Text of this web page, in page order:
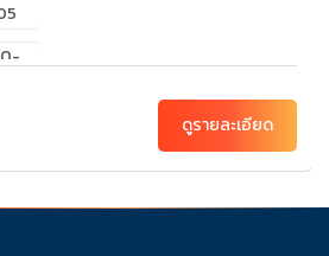
ดูรายละเอียด